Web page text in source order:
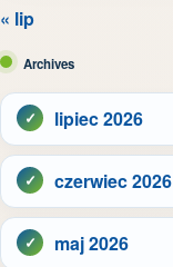
« lip
Archives
lipiec 2026
czerwiec 2026
maj 2026